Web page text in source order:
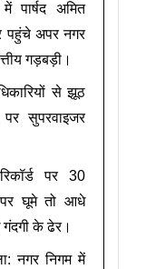
में पार्षद अमित
पहुंचे अपर नगर
गड़बड़ी।
से झूठ
सुपरवाइजर
पर 30
पर घूमे तो आधे
गंदगी के ढेर।
नगर निगम में